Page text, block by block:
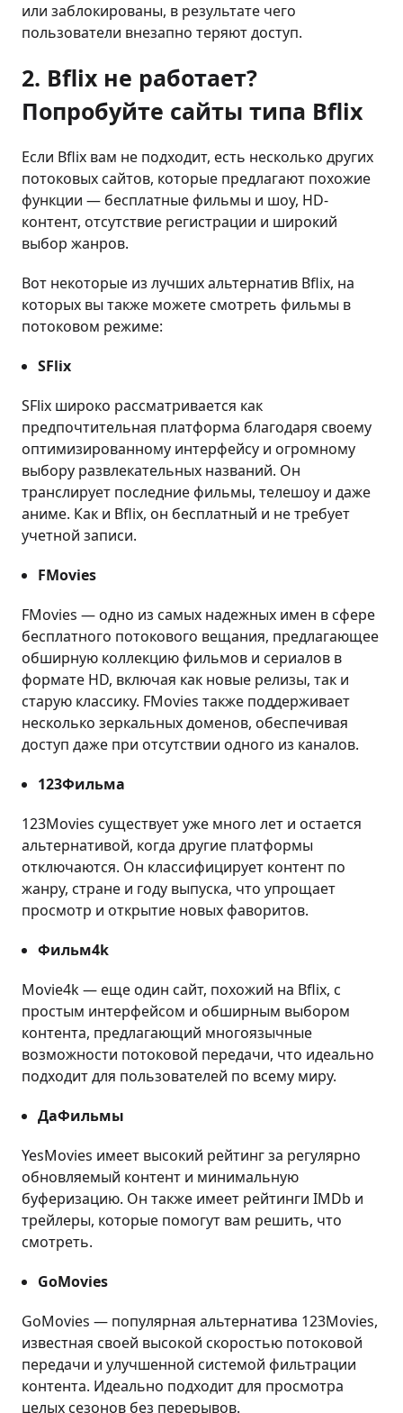
или заблокированы, в результате чего
пользователи внезапно теряют доступ.
2. Bflix не работает?
Попробуйте сайты типа Bflix
Если Bflix вам не подходит, есть несколько других
потоковых сайтов, которые предлагают похожие
функции — бесплатные фильмы и шоу, HD-
контент, отсутствие регистрации и широкий
выбор жанров.
Вот некоторые из лучших альтернатив Bflix, на
которых вы также можете смотреть фильмы в
потоковом режиме:
SFlix
SFlix широко рассматривается как
предпочтительная платформа благодаря своему
оптимизированному интерфейсу и огромному
выбору развлекательных названий. Он
транслирует последние фильмы, телешоу и даже
аниме. Как и Bflix, он бесплатный и не требует
учетной записи.
FMovies
FMovies — одно из самых надежных имен в сфере
бесплатного потокового вещания, предлагающее
обширную коллекцию фильмов и сериалов в
формате HD, включая как новые релизы, так и
старую классику. FMovies также поддерживает
несколько зеркальных доменов, обеспечивая
доступ даже при отсутствии одного из каналов.
123Фильма
123Movies существует уже много лет и остается
альтернативой, когда другие платформы
отключаются. Он классифицирует контент по
жанру, стране и году выпуска, что упрощает
просмотр и открытие новых фаворитов.
Фильм4k
Movie4k — еще один сайт, похожий на Bflix, с
простым интерфейсом и обширным выбором
контента, предлагающий многоязычные
возможности потоковой передачи, что идеально
подходит для пользователей по всему миру.
ДаФильмы
YesMovies имеет высокий рейтинг за регулярно
обновляемый контент и минимальную
буферизацию. Он также имеет рейтинги IMDb и
трейлеры, которые помогут вам решить, что
смотреть.
GoMovies
GoMovies — популярная альтернатива 123Movies,
известная своей высокой скоростью потоковой
передачи и улучшенной системой фильтрации
контента. Идеально подходит для просмотра
целых сезонов без перерывов.